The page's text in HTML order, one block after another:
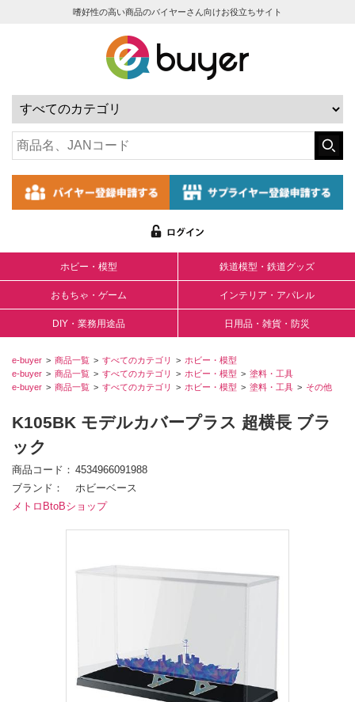
嗜好性の高い商品のバイヤーさん向けお役立ちサイト
ホビー・模型 鉄道模型・鉄道グッズ
おもちゃ・ゲーム インテリア・アパレル
DIY・業務用途品 日用品・雑貨・防災
e-buyer 商品一覧 すべてのカテゴリ
ホビー・模型
e-buyer
商品一覧 すべてのカテゴリ ホビー・模型
塗料・工具
e-buyer
商品一覧 すべてのカテゴリ ホビー・模型 塗料・工具 その他
K105BK モデルカバープラス 超横長 ブラ
ック
商品コード
4534966091988
ブランド
ホビーベース
メトロBtoBショップ